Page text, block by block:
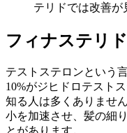
テリドでは改善が
フィナステリ
テストステロンという
10%がジヒドロテスト
知る人は多くありませ
小を加速させ、髪の細